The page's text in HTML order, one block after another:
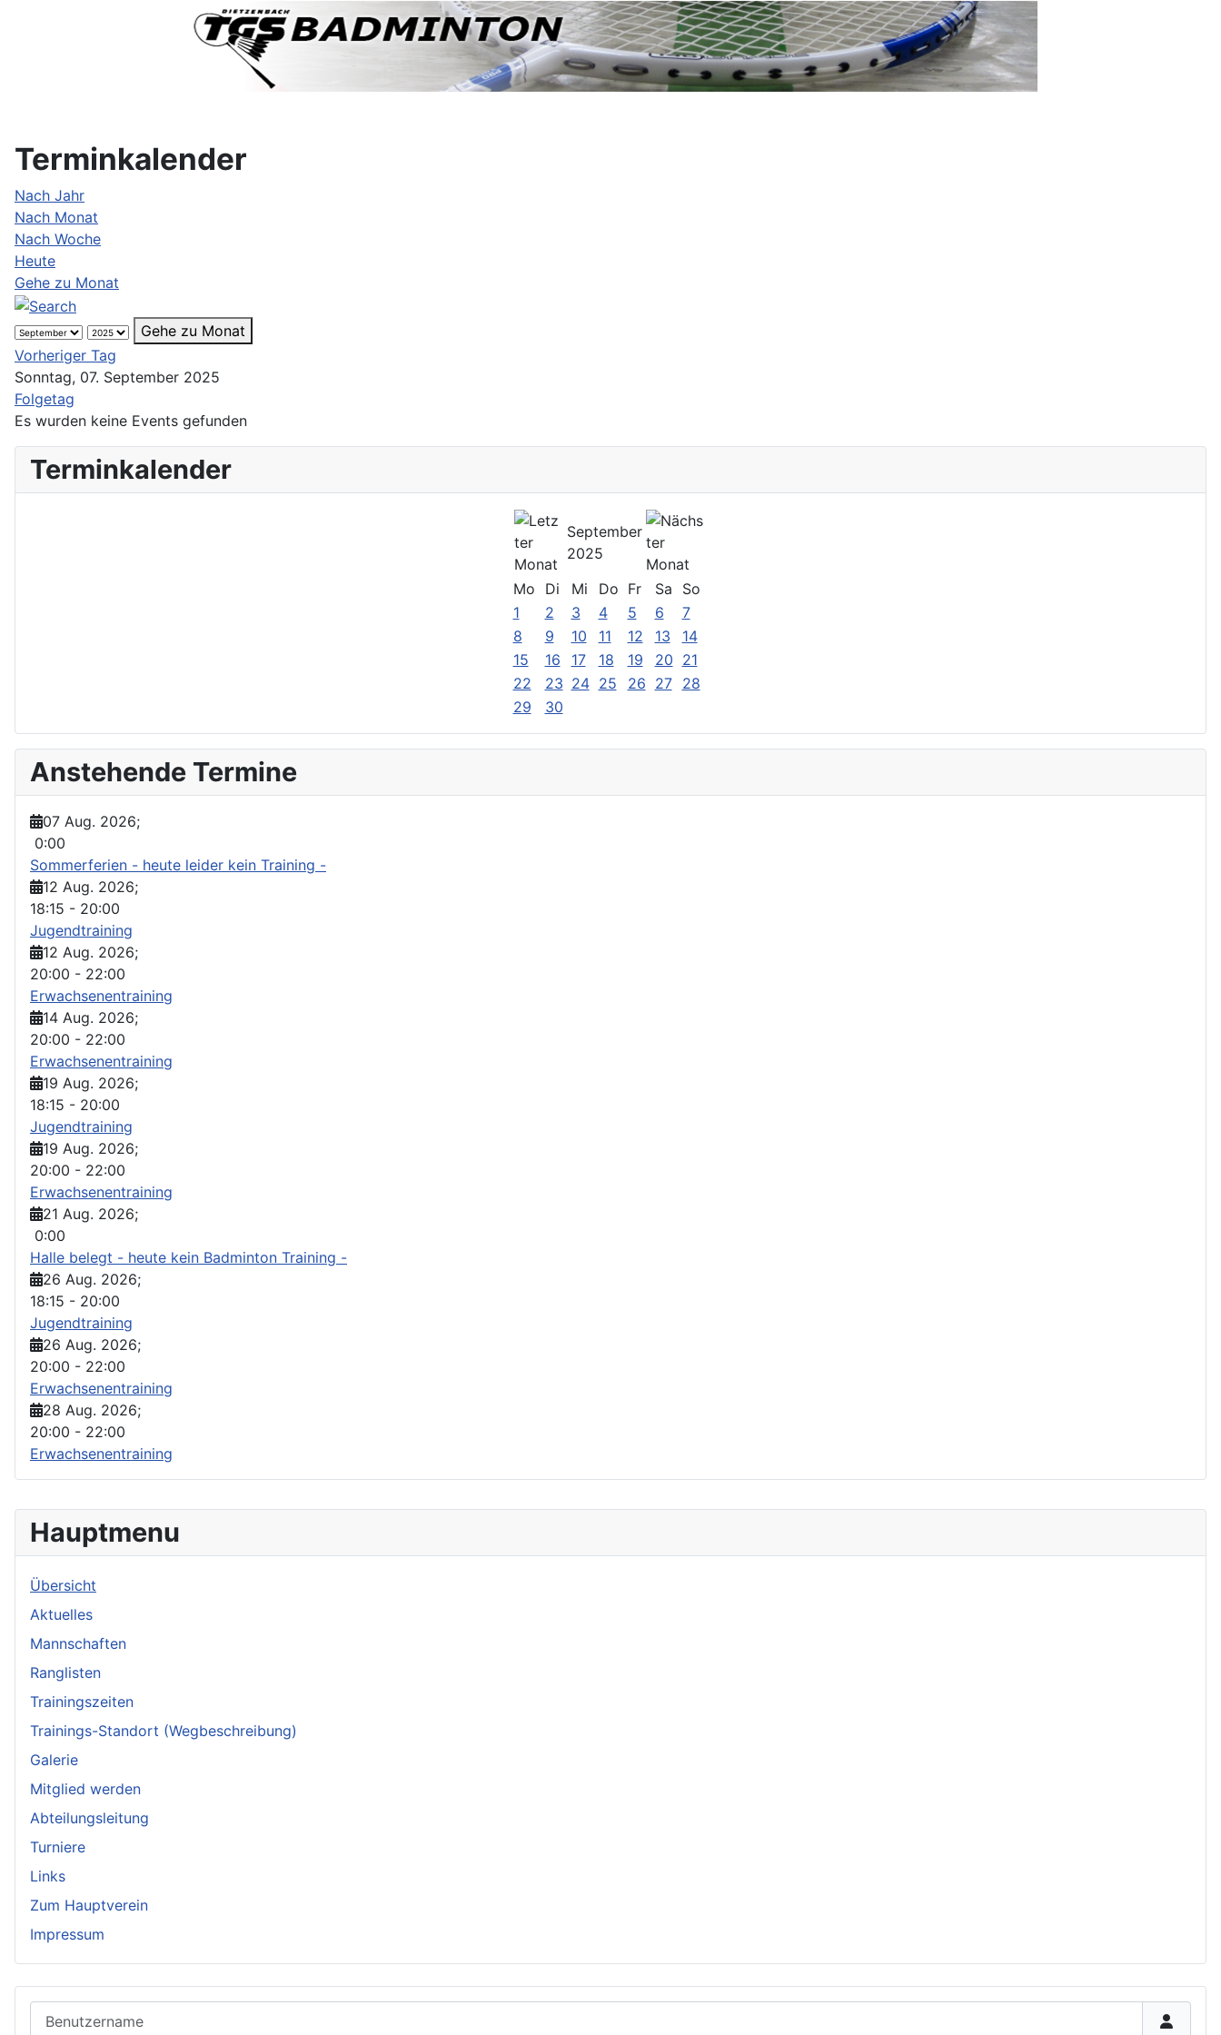
Hauptmenu
Übersicht
Aktuelles
Mannschaften
Ranglisten
Trainingszeiten
Trainings-Standort (Wegbeschreibung)
Galerie
Mitglied werden
Abteilungsleitung
Turniere
Links
Zum Hauptverein
Impressum
Terminkalender
Nach Jahr
Nach Monat
Nach Woche
Heute
Gehe zu Monat
Gehe zu Monat
Vorheriger Tag
Sonntag, 07. September 2025
Folgetag
Es wurden keine Events gefunden
Terminkalender
September
2025
Mo
Di Mi Do Fr Sa
So
1
2 3 4 5 6
7
8
9 10 11 12 13
14
15
16 17 18 19 20 21
22
23 24 25 26 27
28
29
30
Anstehende Termine
07 Aug. 2026;
0:00
Sommerferien - heute leider kein Training -
12 Aug. 2026;
18:15 - 20:00
Jugendtraining
12 Aug. 2026;
20:00 - 22:00
Erwachsenentraining
14 Aug. 2026;
20:00 - 22:00
Erwachsenentraining
19 Aug. 2026;
18:15 - 20:00
Jugendtraining
19 Aug. 2026;
20:00 - 22:00
Erwachsenentraining
21 Aug. 2026;
0:00
Halle belegt - heute kein Badminton Training -
26 Aug. 2026;
18:15 - 20:00
Jugendtraining
26 Aug. 2026;
20:00 - 22:00
Erwachsenentraining
28 Aug. 2026;
20:00 - 22:00
Erwachsenentraining